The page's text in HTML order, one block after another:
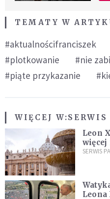
TEMATY W
#aktualnościfranciszek
#plotkowanie
#nie
#piąte przykazanie
WIĘCEJ W:
Leon
ją na
SERWIS
Leona